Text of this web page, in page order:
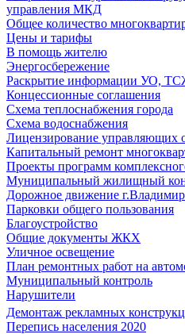
управления МКД
Общее количество
Цены и тарифы
В помощь жителю
Энергосбережение
Раскрытие информации УО,
Концессионные соглашения
Схема теплоснабжения города
Схема водоснабжения
Лицензирование управляющих
Капитальный ремонт
Проекты программ
Муниципальный жилищный
Дорожное движение
Парковки общего пользования
Благоустройство
Общие документы ЖКХ
Уличное освещение
План ремонтных работ на
Муниципальный контроль
Нарушители
Демонтаж рекламных
Перепись населения 2020